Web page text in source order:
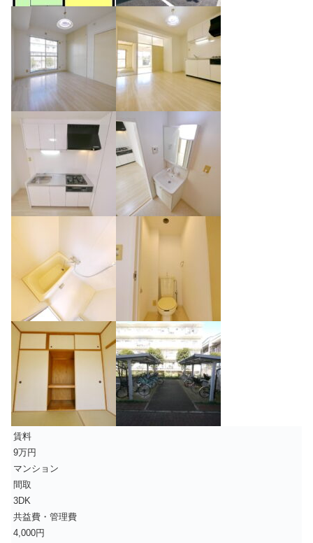
賃料
9万円
マンション
間取
3DK
共益費・管理費
4,000円